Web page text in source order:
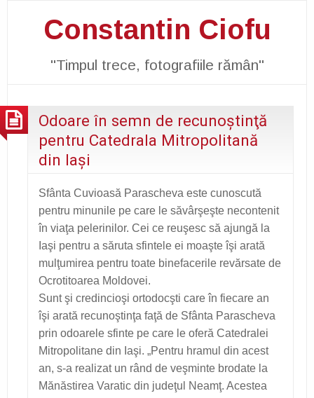
Constantin Ciofu
"Timpul trece, fotografiile rămân"
Odoare în semn de recunoştinţă
pentru Catedrala Mitropolitană
din Iaşi
Sfânta Cuvioasă Parascheva este cunoscută
pentru minunile pe care le săvârşeşte necontenit
în viaţa pelerinilor. Cei ce reuşesc să ajungă la
Iaşi pentru a săruta sfintele ei moaşte îşi arată
mulţumirea pentru toate binefacerile revărsate de
Ocrotitoarea Moldovei.
Sunt şi credincioşi ortodocşti care în fiecare an
îşi arată recunoştinţa faţă de Sfânta Parascheva
prin odoarele sfinte pe care le oferă Catedralei
Mitropolitane din Iaşi. „Pentru hramul din acest
an, s-a realizat un rând de veşminte brodate la
Mănăstirea Varatic din judeţul Neamţ. Acestea